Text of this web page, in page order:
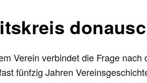
Verein verbindet die Frage
fünfzig Jahren